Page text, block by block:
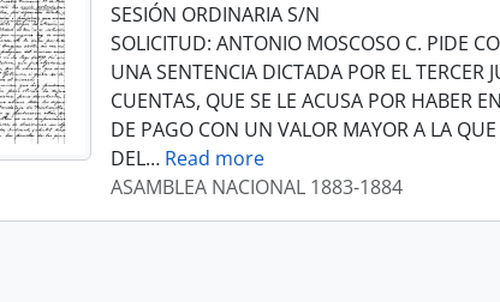
SESIÓN ORDINARIA S/N
SOLICITUD: ANTONIO MOSCOSO C. PIDE
UNA SENTENCIA DICTADA POR EL TERCER
CUENTAS, QUE SE LE ACUSA POR HABER
DE PAGO CON UN VALOR MAYOR A LA
DEL… Read more
ASAMBLEA NACIONAL 1883-1884